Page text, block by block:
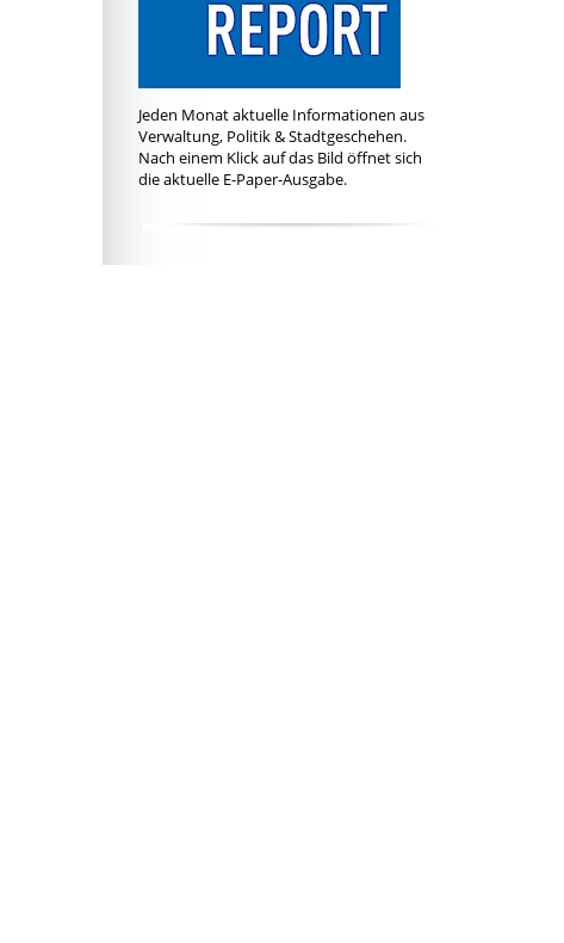
Jeden Monat aktuelle Informationen aus
Verwaltung, Politik & Stadtgeschehen.
Nach einem Klick auf das Bild öffnet sich
die aktuelle E-Paper-Ausgabe.